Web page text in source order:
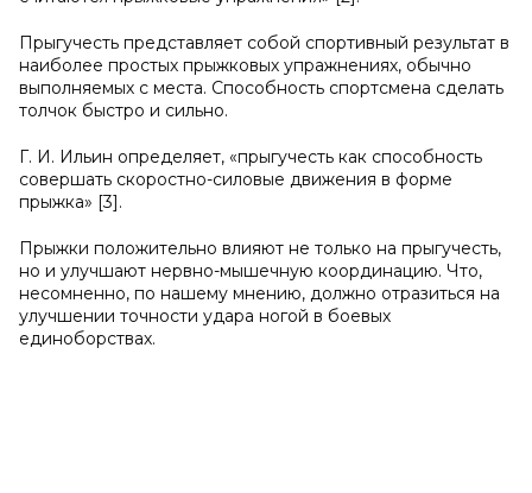
Прыгучесть представляет собой спортивный результат в
наиболее простых прыжковых упражнениях, обычно
выполняемых с места. Способность спортсмена сделать
толчок быстро и сильно.
Г. И. Ильин определяет, «прыгучесть как способность
совершать скоростно-силовые движения в форме
прыжка» [3].
Прыжки положительно влияют не только на прыгучесть,
но и улучшают нервно-мышечную координацию. Что,
несомненно, по нашему мнению, должно отразиться на
улучшении точности удара ногой в боевых
единоборствах.